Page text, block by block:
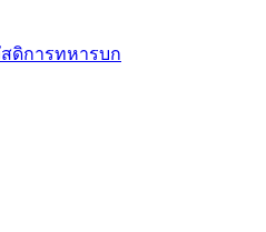
สดิการทหารบก